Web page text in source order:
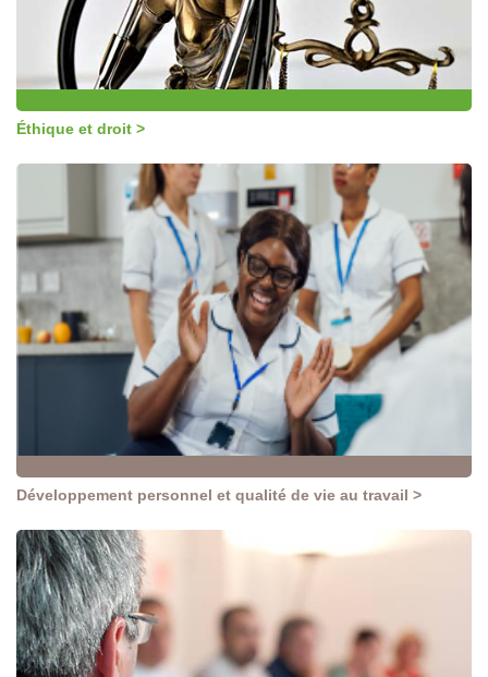
Éthique et droit >
Développement personnel et qualité de vie au travail >